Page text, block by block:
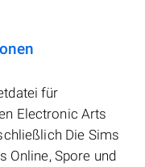
für
Electronic Arts
Die Sims
Online, Spore und